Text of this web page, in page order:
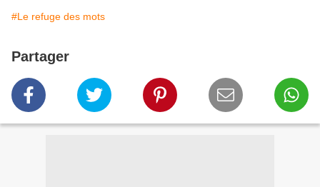
#Le refuge des mots
Partager